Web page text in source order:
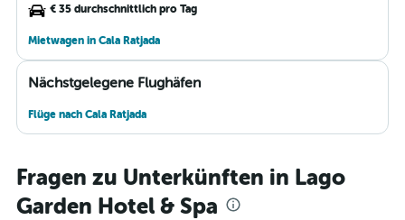
€ 35 durchschnittlich pro Tag
Mietwagen in Cala Ratjada
Nächstgelegene Flughäfen
Flüge nach Cala Ratjada
Fragen zu Unterkünften in Lago
Garden Hotel & Spa